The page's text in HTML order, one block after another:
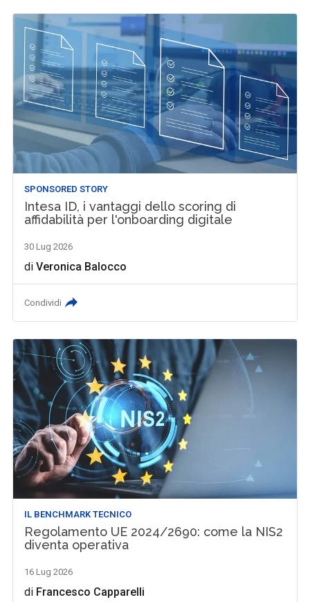
SPONSORED STORY
Intesa ID, i vantaggi dello scoring di
affidabilità per l'onboarding digitale
30 Lug 2026
diVeronica Balocco
Condividi
IL BENCHMARK TECNICO
Regolamento UE 2024/2690: come la NIS2
diventa operativa
16 Lug 2026
di Francesco Capparelli